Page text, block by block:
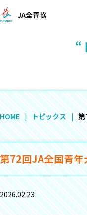
JA全青協
“
HOME トピックス 第
第72回JA全国青年
2026.02.23